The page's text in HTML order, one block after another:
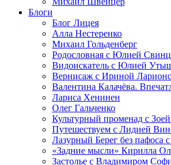
Блоги
Блог Лицея
Алла Нестеренко
Михаил Гольденберг
Родословная с Юлией
Видоискатель с Юлией
Вернисаж с Ириной
Валентина Калачёва.
Лариса Хенинен
Олег Гальченко
Культурный променад с
Путешествуем с Лидией
Лазурный Берег без пафоса
«Задние мысли» Кирилла
Застолье с Владимиром